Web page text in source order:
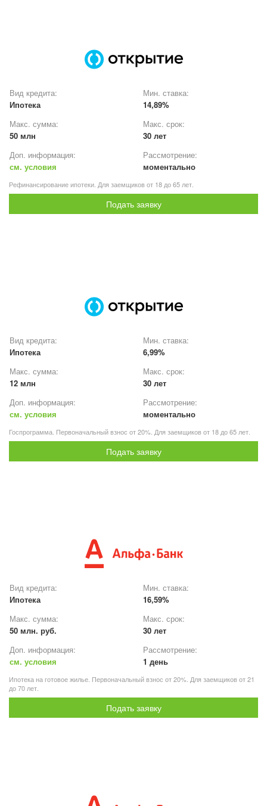
Вид кредита:
Ипотека
Мин. ставка:
14,89%
Макс. сумма:
50 млн
Макс. срок:
30 лет
Доп. информация:
см. условия
Рассмотрение:
моментально
Рефинансирование ипотеки. Для заемщиков от 18 до 65 лет.
Подать заявку
Вид кредита:
Ипотека
Мин. ставка:
6,99%
Макс. сумма:
12 млн
Макс. срок:
30 лет
Доп. информация:
см. условия
Рассмотрение:
моментально
Госпрограмма. Первоначальный взнос от 20%. Для заемщиков от 18 до 65 лет.
Подать заявку
Вид кредита:
Ипотека
Мин. ставка:
16,59%
Макс. сумма:
50 млн. руб.
Макс. срок:
30 лет
Доп. информация:
см. условия
Рассмотрение:
1 день
Ипотека на готовое жилье. Первоначальный взнос от 20%. Для заемщиков от 21
до 70 лет.
Подать заявку